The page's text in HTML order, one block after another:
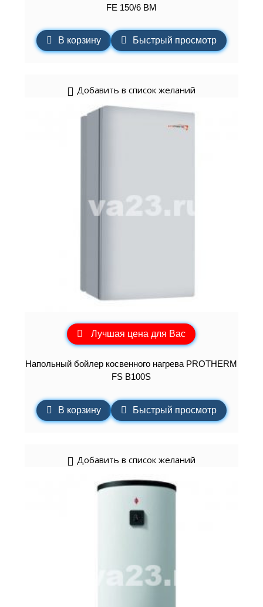
FE 150/6 BM
В корзину Быстрый просмотр
Добавить в список желаний
Лучшая цена для Вас
Напольный бойлер косвенного нагрева PROTHERM
FS B100S
В корзину Быстрый просмотр
Добавить в список желаний